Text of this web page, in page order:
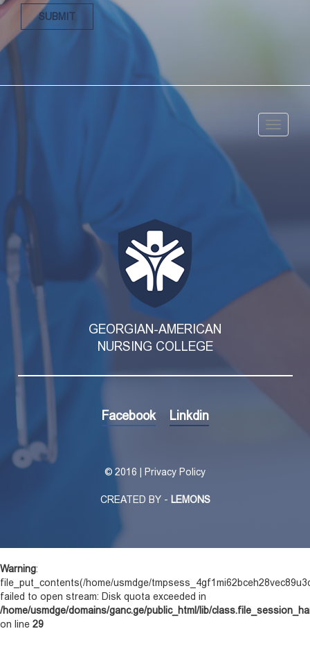
Toggle
GEORGIAN-AMERICAN
NURSING COLLEGE
Facebook Linkdin
© 2016 | Privacy Policy
CREATED BY - LEMONS
Warning:
file_put_contents(/home/usmdge/
failed to open stream: Disk quota exceeded in
/home/usmdge/domains/ganc.ge/public_html/lib/
on line 29